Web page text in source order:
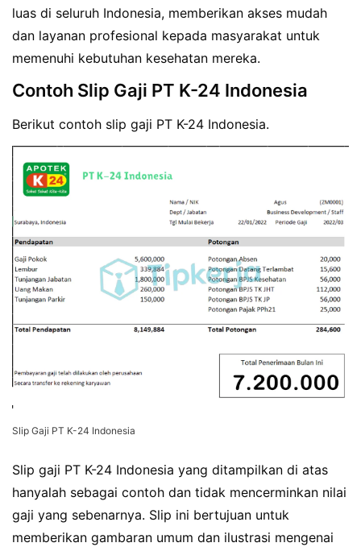
luas di seluruh Indonesia, memberikan akses mudah
dan layanan profesional kepada masyarakat untuk
memenuhi kebutuhan kesehatan mereka.
Contoh Slip Gaji PT K-24 Indonesia
Berikut contoh slip gaji PT K-24 Indonesia.
Slip Gaji PT K-24 Indonesia
Slip gaji PT K-24 Indonesia yang ditampilkan di atas
hanyalah sebagai contoh dan tidak mencerminkan nilai
gaji yang sebenarnya. Slip ini bertujuan untuk
memberikan gambaran umum dan ilustrasi mengenai